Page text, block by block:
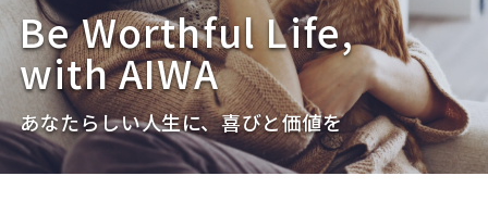
Be Worthful Life,
with AIWA
あなたらしい人生に、喜びと価値を